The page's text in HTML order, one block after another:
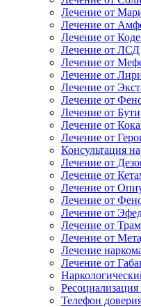
Лечение от
Лечение от
Лечение от
Лечение от ЛСД
Лечение от
Лечение от
Лечение от
Лечение от
Лечение от
Лечение от
Лечение от
Консультация
Лечение от
Лечение от
Лечение от
Лечение от
Лечение от
Лечение от
Лечение от
Лечение
Лечение от
Телефон